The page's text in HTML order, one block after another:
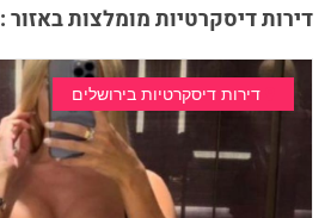
דירות דיסקרטיות מומלצות באזור :
דירות דיסקרטיות בירושלים